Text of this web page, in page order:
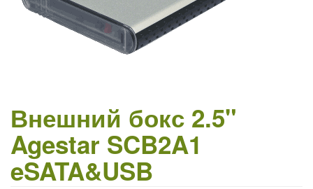
Внешний бокс 2.5"
Agestar SCB2A1
eSATA&USB